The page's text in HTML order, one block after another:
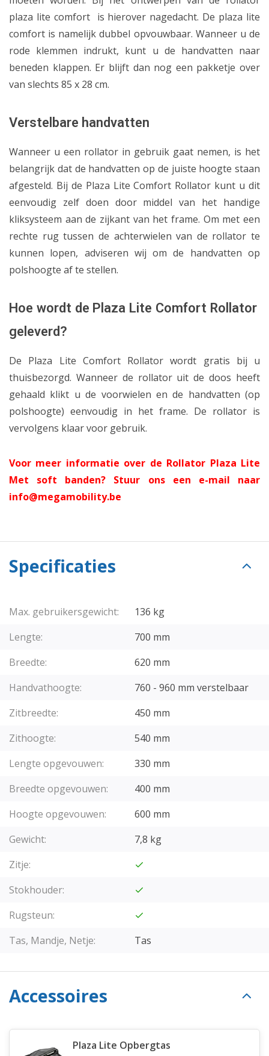
plaza lite comfort is hierover nagedacht. De plaza lite
comfort is namelijk dubbel opvouwbaar. Wanneer u de
rode klemmen indrukt, kunt u de handvatten naar
beneden klappen. Er blijft dan nog een pakketje over
van slechts 85 x 28 cm.
Verstelbare handvatten
Wanneer u een rollator in gebruik gaat nemen, is het
belangrijk dat de handvatten op de juiste hoogte staan
afgesteld. Bij de Plaza Lite Comfort Rollator kunt u dit
eenvoudig zelf doen door middel van het handige
kliksysteem aan de zijkant van het frame. Om met een
rechte rug tussen de achterwielen van de rollator te
kunnen lopen, adviseren wij om de handvatten op
polshoogte af te stellen.
Hoe wordt de Plaza Lite Comfort Rollator
geleverd?
De Plaza Lite Comfort Rollator wordt gratis bij u
thuisbezorgd. Wanneer de rollator uit de doos heeft
gehaald klikt u de voorwielen en de handvatten (op
polshoogte) eenvoudig in het frame. De rollator is
vervolgens klaar voor gebruik.
Voor meer informatie over de Rollator Plaza Lite
Met soft banden? Stuur ons een e-mail naar
info@megamobility.be
Accessoires
Plaza Lite Opbergtas
Specificaties
Max. gebruikersgewicht:
136 kg
Lengte:
700 mm
Breedte:
620 mm
Handvathoogte:
760 - 960 mm verstelbaar
Zitbreedte:
450 mm
Zithoogte:
540 mm
Lengte opgevouwen:
330 mm
Breedte opgevouwen:
400 mm
Hoogte opgevouwen:
600 mm
Gewicht:
7,8 kg
Zitje:
Stokhouder:
Rugsteun:
Tas, Mandje, Netje:
Tas